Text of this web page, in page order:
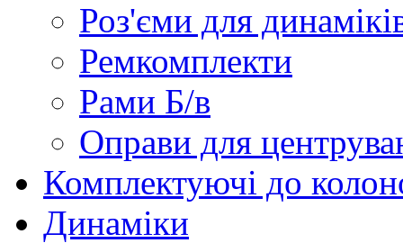
Роз'єми для
Ремкомплекти
Рами Б/в
Оправи для
Комплектуючі до
Динаміки